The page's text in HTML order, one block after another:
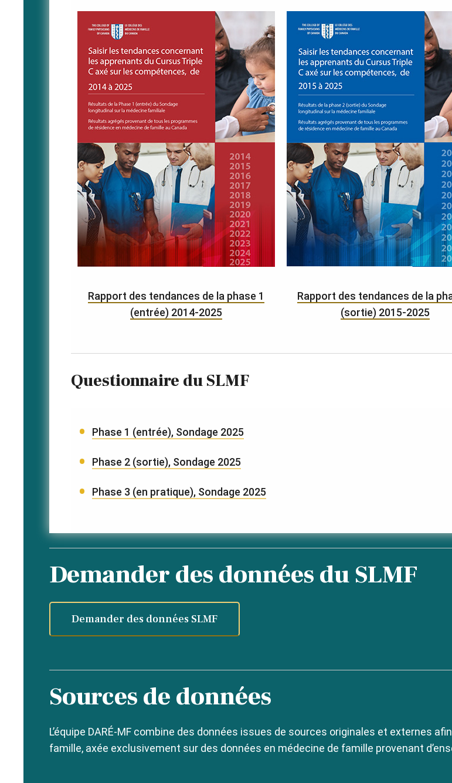
Rapport des tendances de la phase 1
(entrée) 2014-2025
Rapport des tendances de la
(sortie) 2015-2025
Questionnaire du SLMF
Phase 1 (entrée), Sondage 2025
Phase 2 (sortie), Sondage 2025
Phase 3 (en pratique), Sondage 2025
Demander des données du SLMF
Demander des données SLMF
Sources de données
L’équipe DARÉ-MF combine des données issues de sources originales et externes
famille, axée exclusivement sur des données en médecine de famille provenant